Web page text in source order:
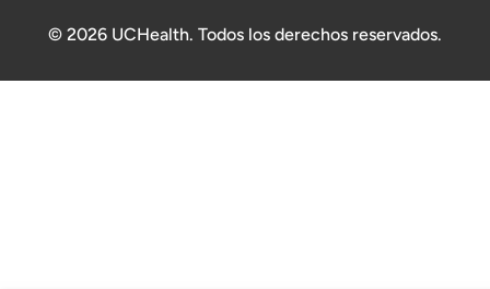
© 2026 UCHealth. Todos los derechos reservados.